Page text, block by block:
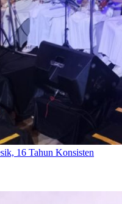
16 Tahun Konsisten